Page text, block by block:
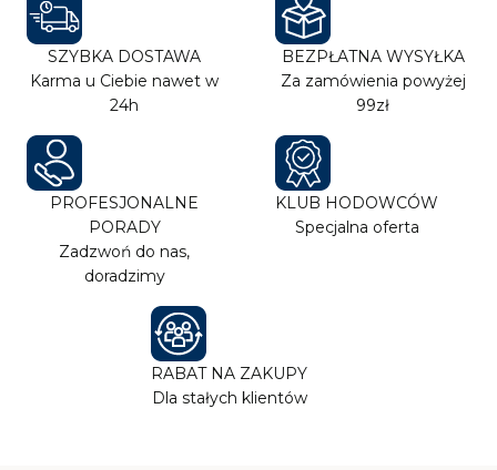
SZYBKA DOSTAWA
Karma u Ciebie nawet w
24h
BEZPŁATNA WYSYŁKA
Za zamówienia powyżej
99zł
PROFESJONALNE
PORADY
Zadzwoń do nas,
doradzimy
KLUB HODOWCÓW
Specjalna oferta
RABAT NA ZAKUPY
Dla stałych klientów